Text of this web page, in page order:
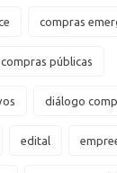
compras
compras públicas
diálogo
edital